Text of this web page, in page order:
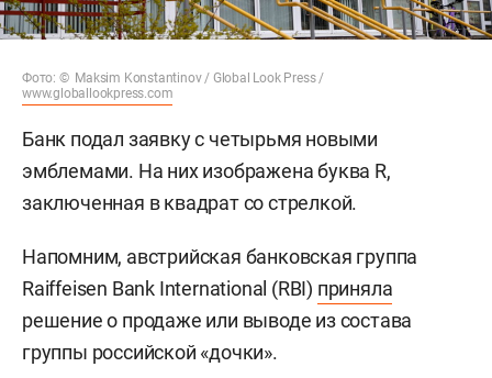
Фото: © Maksim Konstantinov / Global Look Press /
www.globallookpress.com
Банк подал заявку с четырьмя новыми
эмблемами. На них изображена буква R,
заключенная в квадрат со стрелкой.
Напомним, австрийская банковская группа
Raiffeisen Bank International (RBI) приняла
решение о продаже или выводе из состава
группы российской «дочки».